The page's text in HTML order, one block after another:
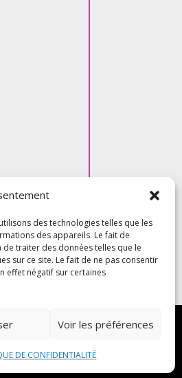
des technologies telles que les
des appareils. Le fait de
traiter des données telles que le
sur ce site. Le fait de ne pas consentir
effet négatif sur certaines
Voir les préférences
DE CONFIDENTIALITÉ